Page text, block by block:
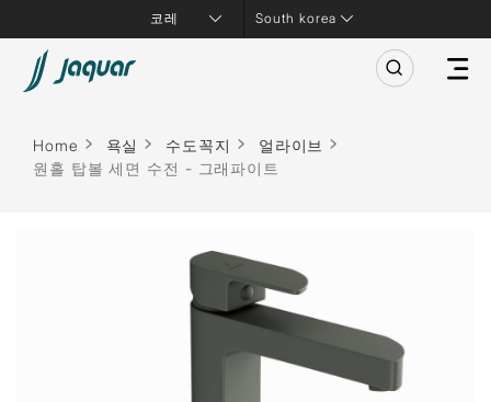
South korea
Home 욕실 수도꼭지
얼라이브
원홀 탑볼 세면 수전 - 그래파이트